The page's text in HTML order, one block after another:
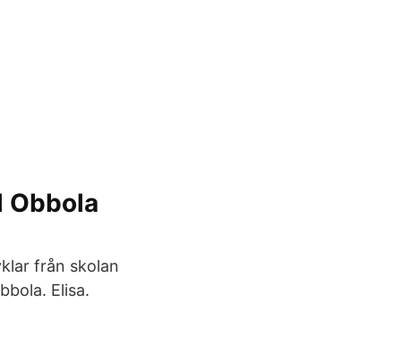
Obbola
från skolan
Elisa.